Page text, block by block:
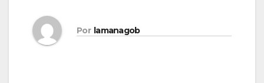
Por lamanagob